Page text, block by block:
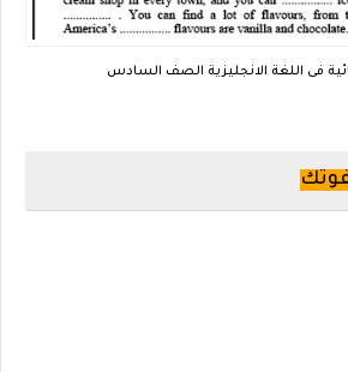
فى اللغة الانجليزية الصف السادس